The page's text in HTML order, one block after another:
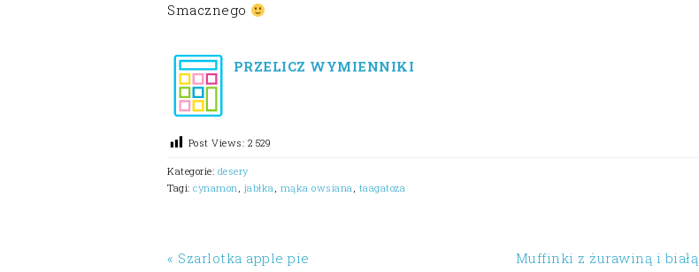
Smacznego
PRZELICZ WYMIENNIKI
Post Views: 2 529
Kategorie: desery
Tagi: cynamon, jabłka, mąka owsiana, taagatoza
« Szarlotka apple pie
Muffinki z żurawiną i białą